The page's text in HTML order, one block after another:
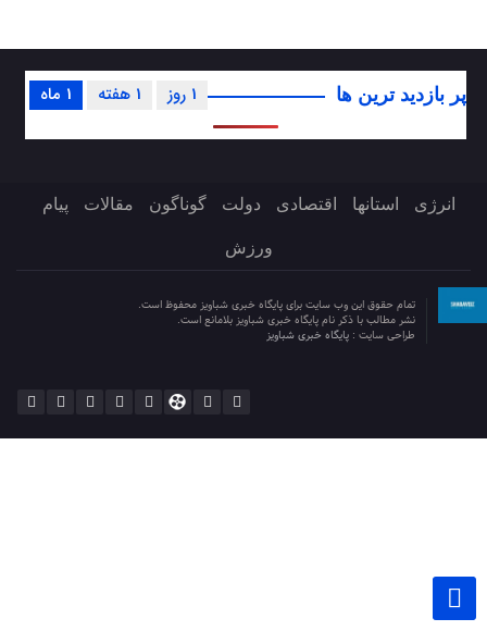
پر بازدید ترین ها 1 ماه 1 هفته 1 روز
انرژی استانها اقتصادی دولت گوناگون مقالات پیام
ورزش
تمام حقوق این وب سایت برای پایگاه خبری شباویز محفوظ است.
نشر مطالب با ذکر نام پایگاه خبری شباویز بلامانع است.
طراحی سایت : پایگاه خبری شباویز